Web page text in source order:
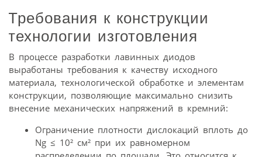
Требования к конструкции
технологии изготовления
В процессе разработки лавинных диодов
выработаны требования к качеству исходного
материала, технологической обработке и элементам
конструкции, позволяющие максимально снизить
внесение механических напряжений в кремний:
Ограничение плотности дислокаций вплоть до
Ng ≤ 10² см² при их равномерном